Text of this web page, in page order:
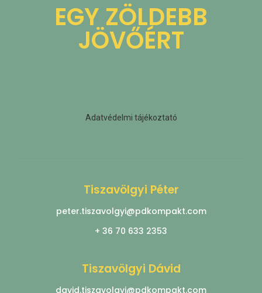
EGY ZÖLDEBB
JÖVŐÉRT
Adatvédelmi tájékoztató
Tiszavölgyi Péter
peter.tiszavolgyi@pdkompakt.com
+ 36 70 633 2353
Tiszavölgyi Dávid
david.tiszavolgyi@pdkompakt.com